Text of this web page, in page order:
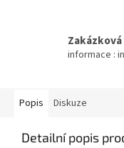
informace :
Popis Diskuze
Detailní popis